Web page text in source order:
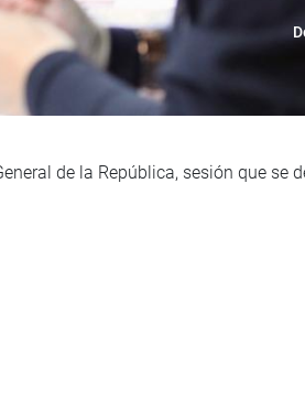
de la República, sesión que se